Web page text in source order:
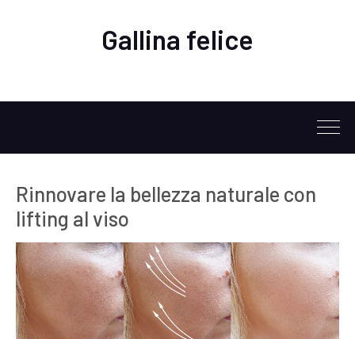
Gallina felice
Rinnovare la bellezza naturale con
lifting al viso